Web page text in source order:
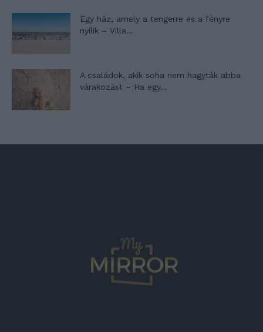
Egy ház, amely a tengerre és a fényre
nyílik – Villa...
A családok, akik soha nem hagyták abba
várakozást – Ha egy...